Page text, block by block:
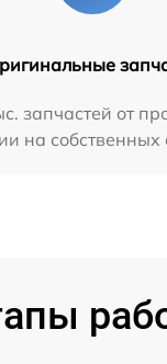
запчастей от
на собственных